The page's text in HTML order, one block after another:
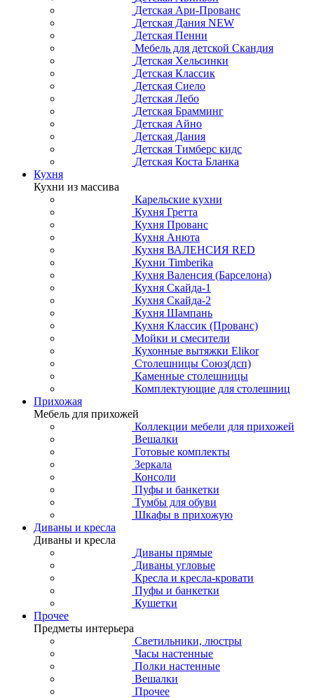
Детская Ари-Прованс
Детская Дания NEW
Детская Пенни
Мебель для детской Скандия
Детская Хельсинки
Детская Классик
Детская Сиело
Детская Лебо
Детская Брамминг
Детская Айно
Детская Дания
Детская Тимберс кидс
Детская Коста Бланка
Кухня
Кухни из массива
Карельские кухни
Кухня Гретта
Кухня Прованс
Кухня Анюта
Кухня ВАЛЕНСИЯ RED
Кухни Timberika
Кухня Валенсия (Барселона)
Кухня Скайда-1
Кухня Скайда-2
Кухня Шампань
Кухня Классик (Прованс)
Мойки и смесители
Кухонные вытяжки Elikor
Столешницы Союз(дсп)
Каменные столешницы
Комплектующие для столешниц
Прихожая
Мебель для прихожей
Коллекции мебели для прихожей
Вешалки
Готовые комплекты
Зеркала
Консоли
Пуфы и банкетки
Тумбы для обуви
Шкафы в прихожую
Диваны и кресла
Диваны и кресла
Диваны прямые
Диваны угловые
Кресла и кресла-кровати
Пуфы и банкетки
Кушетки
Прочее
Предметы интерьера
Светильники, люстры
Часы настенные
Полки настенные
Вешалки
Прочее